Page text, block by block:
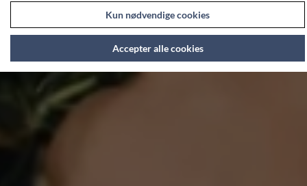
Kun nødvendige cookies
Accepter alle cookies